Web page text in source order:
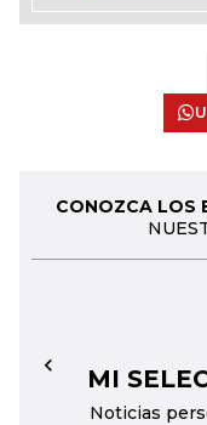
CONOZCA LOS
MI
Noticias
←